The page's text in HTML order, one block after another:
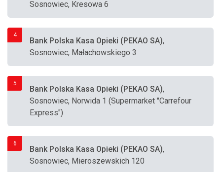
Sosnowiec, Kresowa 6
4
Bank Polska Kasa Opieki (PEKAO SA),
Sosnowiec, Małachowskiego 3
5
Bank Polska Kasa Opieki (PEKAO SA),
Sosnowiec, Norwida 1 (Supermarket "Carrefour
Express")
6
Bank Polska Kasa Opieki (PEKAO SA),
Sosnowiec, Mieroszewskich 120